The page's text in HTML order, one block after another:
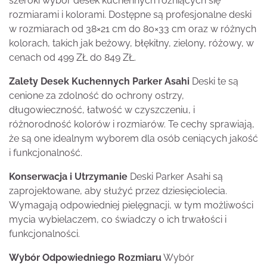
rozmiarami i kolorami. Dostępne są profesjonalne deski
w rozmiarach od 38×21 cm do 80×33 cm oraz w różnych
kolorach, takich jak beżowy, błękitny, zielony, różowy, w
cenach od 499 ZŁ do 849 ZŁ.
Zalety Desek Kuchennych Parker Asahi Deski te są
cenione za zdolność do ochrony ostrzy,
długowieczność, łatwość w czyszczeniu, i
różnorodność kolorów i rozmiarów. Te cechy sprawiają,
że są one idealnym wyborem dla osób ceniących jakość
i funkcjonalność.
Konserwacja i Utrzymanie Deski Parker Asahi są
zaprojektowane, aby służyć przez dziesięciolecia.
Wymagają odpowiedniej pielęgnacji, w tym możliwości
mycia wybielaczem, co świadczy o ich trwałości i
funkcjonalności.
Wybór Odpowiedniego RozmiaruWybór